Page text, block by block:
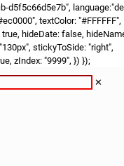
d5f5c66d5e7b",
textColor: "#FFFFFF",
hideDate: false,
stickyToSide: "right",
zIndex: "9999", }) });
✕